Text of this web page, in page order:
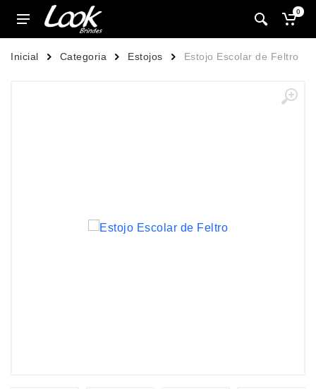
0
Inicial Categoria Estojos Estojo Escolar de Feltro